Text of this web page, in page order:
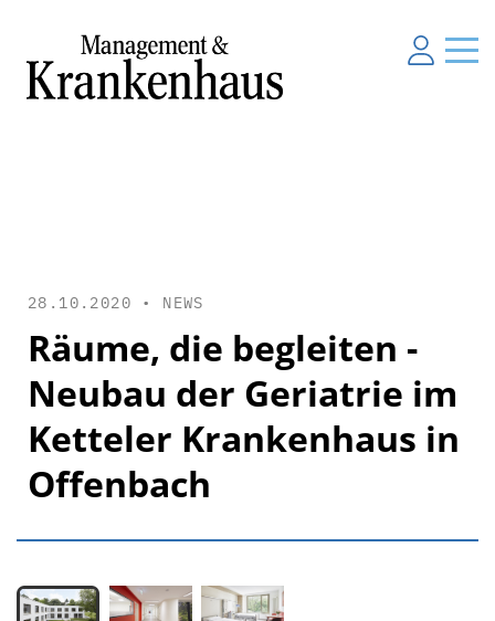
28.10.2020 • NEWS
Räume, die begleiten -
Neubau der Geriatrie im
Ketteler Krankenhaus in
Offenbach